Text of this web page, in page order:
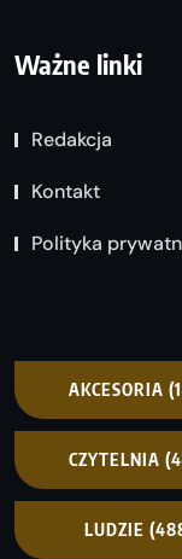
Ważne linki
Redakcja
Kontakt
Polityka
AKCESORIA
CZYTELNIA
LUDZIE